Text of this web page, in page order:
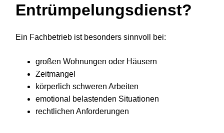
Entrümpelungsdienst?
Ein Fachbetrieb ist besonders sinnvoll bei:
großen Wohnungen oder Häusern
Zeitmangel
körperlich schweren Arbeiten
emotional belastenden Situationen
rechtlichen Anforderungen